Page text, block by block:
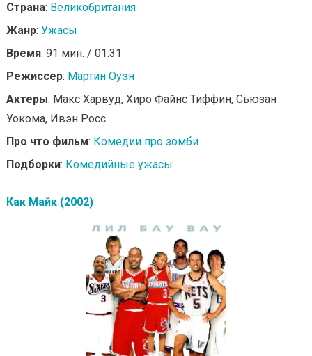
Страна: Великобритания
Жанр: Ужасы
Время: 91 мин. / 01:31
Режиссер: Мартин Оуэн
Актеры: Макс Харвуд, Хиро Файнс Тиффин, Сьюзан
Уокома, Ивэн Росс
Про что фильм: Комедии про зомби
Подборки: Комедийные ужасы
Как Майк (2002)